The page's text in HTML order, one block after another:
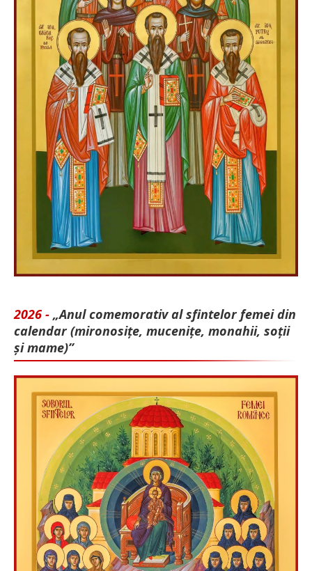
2026 - „Anul comemorativ al sfintelor femei din
calendar (mironosițe, mu­cenițe, monahii, soții
și mame)”